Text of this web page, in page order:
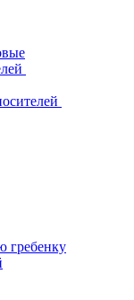
гребенку